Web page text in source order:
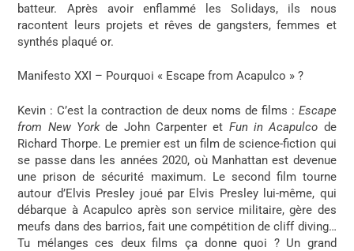
batteur. Après avoir enflammé les Solidays, ils nous
racontent leurs projets et rêves de gangsters, femmes et
synthés plaqué or.
Manifesto XXI – Pourquoi « Escape from Acapulco » ?
Kevin : C’est la contraction de deux noms de films : Escape
from New Yorkde John Carpenter et Fun in Acapulco de
Richard Thorpe. Le premier est un film de science-fiction qui
se passe dans les années 2020, où Manhattan est devenue
une prison de sécurité maximum. Le second film tourne
autour d’Elvis Presley joué par Elvis Presley lui-même, qui
débarque à Acapulco après son service militaire, gère des
meufs dans des barrios, fait une compétition de cliff diving…
Tu mélanges ces deux films ça donne quoi ? Un grand